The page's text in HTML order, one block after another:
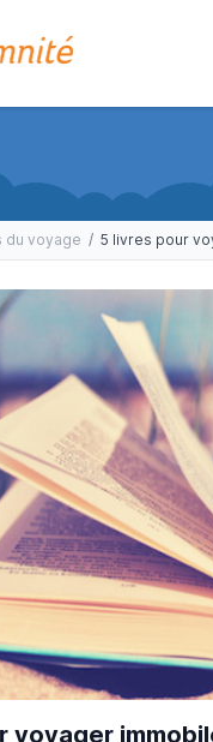
du voyage / 5 livres pour
voyager